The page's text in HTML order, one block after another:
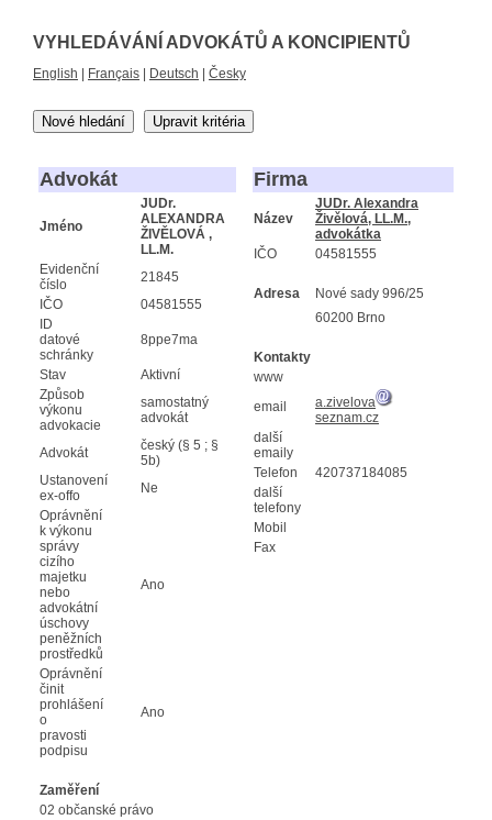
VYHLEDÁVÁNÍ ADVOKÁTŮ A KONCIPIENTŮ
English Français Deutsch Česky
Nové hledání Upravit kritéria
Advokát
Jméno
JUDr.
ALEXANDRA
ŽIVĚLOVÁ ,
LL.M.
Evidenční
číslo
21845
IČO
04581555
ID
datové
schránky
8ppe7ma
Stav
Aktivní
Způsob
výkonu
advokacie
samostatný
advokát
Advokát
český (§ 5 ; §
5b)
Ustanovení
ex-offo
Ne
Oprávnění
k výkonu
správy
cizího
majetku
nebo
advokátní
úschovy
peněžních
prostředků
Ano
Oprávnění
činit
prohlášení
o
pravosti
podpisu
Ano
Zaměření
02 občanské právo
Firma
Název
JUDr. Alexandra
Živělová, LL.M.,
advokátka
IČO
04581555
Adresa
Nové sady 996/25
60200 Brno
Kontakty
www
email
a.zivelova
seznam.cz
další
emaily
Telefon
420737184085
další
telefony
Mobil
Fax